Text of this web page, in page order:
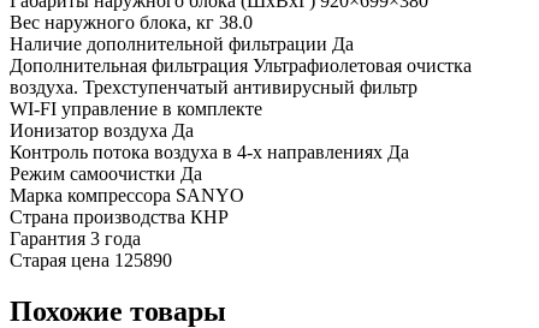
Вес наружного блока, кг 38.0
Наличие дополнительной фильтрации Да
Дополнительная фильтрация Ультрафиолетовая очистка
воздуха. Трехступенчатый антивирусный фильтр
WI-FI управление в комплекте
Ионизатор воздуха Да
Контроль потока воздуха в 4-х направлениях Да
Режим самоочистки Да
Марка компрессора SANYO
Страна производства КНР
Гарантия 3 года
Старая цена 125890
Похожие товары